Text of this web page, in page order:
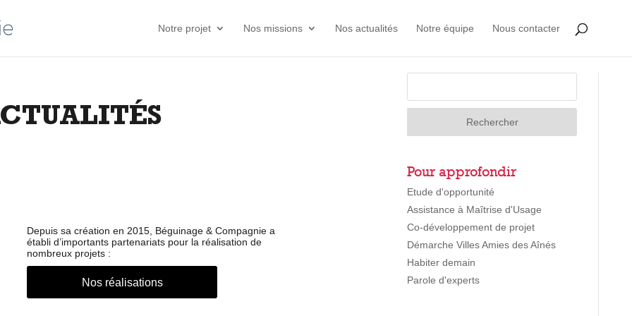
Notre projet Nos missions Nos actualités Notre équipe Nous contacter
Depuis sa création en 2015, Béguinage & Compagnie a
établi d’importants partenariats pour la réalisation de
nombreux projets :
Nos réalisations
Pour approfondir
Etude d'opportunité
Assistance à Maîtrise d'Usage
Co-développement de projet
Démarche Villes Amies des Aînés
Habiter demain
Parole d'experts